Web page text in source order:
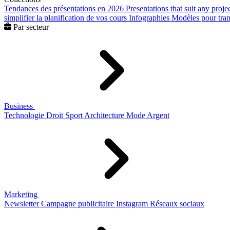
Tendances des présentations en 2026 Presentations that suit any
simplifier la planification de vos cours Infographies Modèles pour
Par secteur
Business
Technologie Droit Sport Architecture Mode Argent
Marketing
Newsletter Campagne publicitaire Instagram Réseaux sociaux